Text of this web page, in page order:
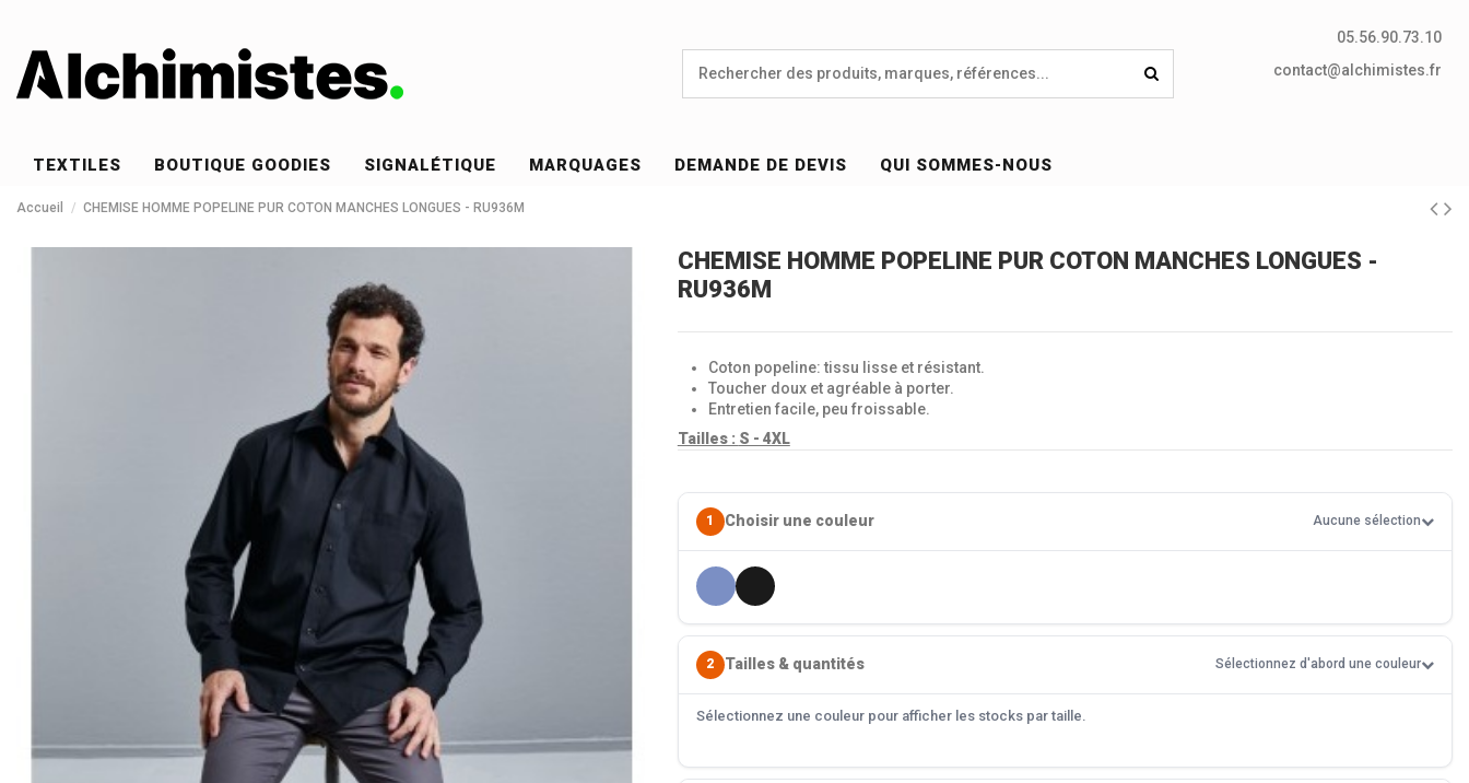
05.56.90.73.10
contact@alchimistes.fr
TEXTILES BOUTIQUE GOODIES SIGNALÉTIQUE MARQUAGES DEMANDE DE DEVIS QUI SOMMES-NOUS
Accueil CHEMISE HOMME POPELINE PUR COTON MANCHES LONGUES - RU936M
CHEMISE HOMME POPELINE PUR COTON MANCHES LONGUES -
RU936M
Coton popeline: tissu lisse et résistant.
Toucher doux et agréable à porter.
Entretien facile, peu froissable.
Tailles : S - 4XL
1 Choisir une couleur Aucune sélection
2 Tailles & quantités Sélectionnez d'abord une couleur
Sélectionnez une couleur pour afficher les stocks par taille.